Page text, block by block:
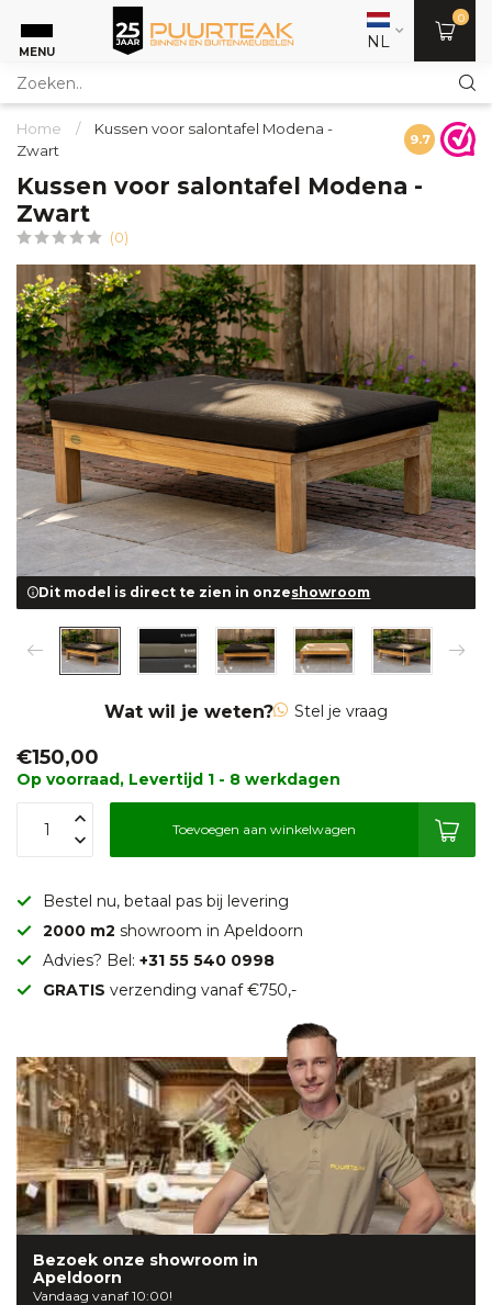
MENU NL
0
Home /
Kussen voor salontafel Modena -
Zwart
9.7
Kussen voor salontafel Modena -
Zwart
(0)
Dit model is direct te zien in onzeshowroom
Wat wil je weten? Stel je vraag
€150,00
Op voorraad, Levertijd 1 - 8 werkdagen
Toevoegen aan winkelwagen
Bestel nu, betaal pas bij levering
2000 m2 showroom in Apeldoorn
Advies? Bel: +31 55 540 0998
GRATIS verzending vanaf €750,-
Bezoek onze showroom in
Apeldoorn
Vandaag vanaf 10:00!